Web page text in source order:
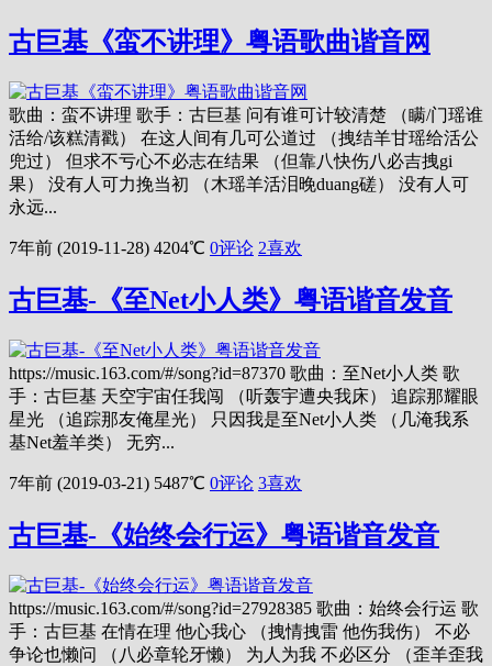
古巨基《蛮不讲理》粤语歌曲谐音网
歌曲：蛮不讲理 歌手：古巨基 问有谁可计较清楚 （瞒/门瑶谁
活给/该糕清戳） 在这人间有几可公道过 （拽结羊甘瑶给活公
兜过） 但求不亏心不必志在结果 （但靠八快伤八必吉拽gi
果） 没有人可力挽当初 （木瑶羊活泪晚duang磋） 没有人可
永远...
7年前 (2019-11-28) 4204℃ 0评论 2喜欢
古巨基-《至Net小人类》粤语谐音发音
https://music.163.com/#/song?id=87370 歌曲：至Net小人类 歌
手：古巨基 天空宇宙任我闯 （听轰宇遭央我床） 追踪那耀眼
星光 （追踪那友俺星光） 只因我是至Net小人类 （几淹我系
基Net羞羊类） 无穷...
7年前 (2019-03-21) 5487℃ 0评论 3喜欢
古巨基-《始终会行运》粤语谐音发音
https://music.163.com/#/song?id=27928385 歌曲：始终会行运 歌
手：古巨基 在情在理 他心我心 （拽情拽雷 他伤我伤） 不必
争论也懒问 （八必章轮牙懒） 为人为我 不必区分 （歪羊歪我